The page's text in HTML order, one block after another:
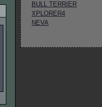
BULL TERRIER
XPLORER4
NEVA